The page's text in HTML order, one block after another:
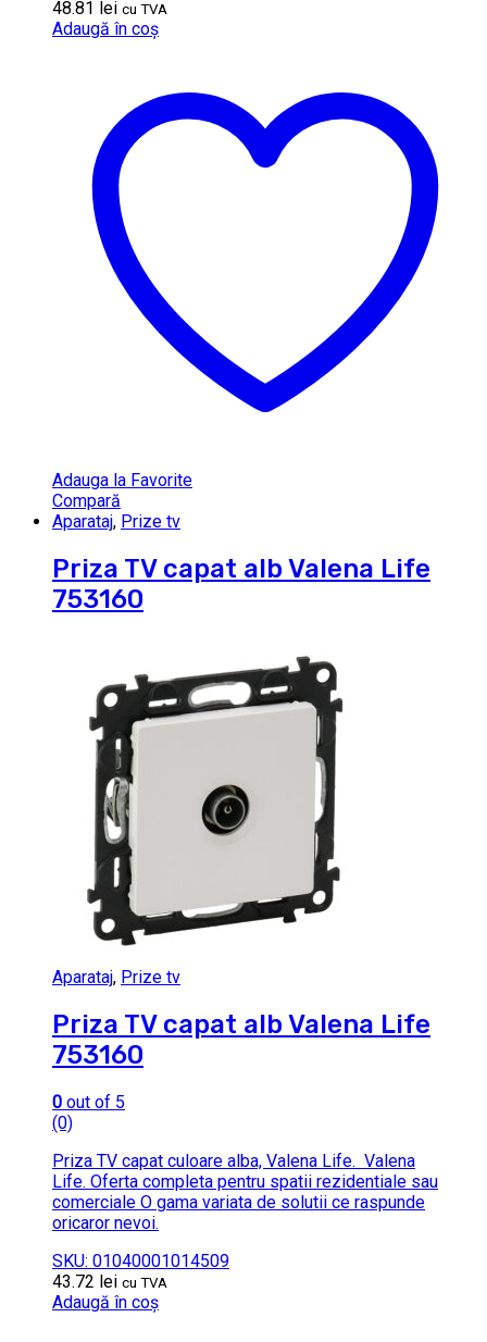
48.81 lei cu TVA
Adaugă în coș
Adauga la Favorite
Compară
Aparataj, Prize tv
Priza TV capat alb Valena Life
753160
Aparataj, Prize tv
Priza TV capat alb Valena Life
753160
0 out of 5
(0)
Priza TV capat culoare alba, Valena Life. Valena
Life. Oferta completa pentru spatii rezidentiale sau
comerciale O gama variata de solutii ce raspunde
oricaror nevoi.
SKU: 01040001014509
43.72 lei cu TVA
Adaugă în coș